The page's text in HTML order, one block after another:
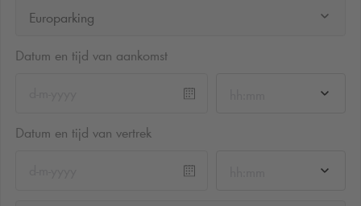
Europarking
Datum en tijd van aankomst
Datum en tijd van vertrek